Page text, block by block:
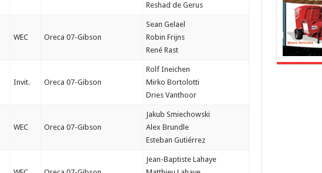
Reshad de Gerus
WEC Oreca 07-Gibson
Sean Gelael
Robin Frijns
René Rast
Invit. Oreca 07-Gibson
Rolf Ineichen
Mirko Bortolotti
Dries Vanthoor
WEC Oreca 07-Gibson
Jakub Smiechowski
Alex Brundle
Esteban Gutiérrez
Jean-Baptiste Lahaye